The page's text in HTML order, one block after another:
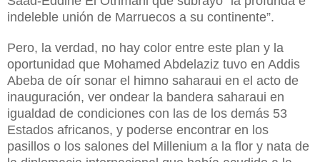
indeleble unión de Marruecos a su continente”.
Pero, la verdad, no hay color entre este plan y la
oportunidad que Mohamed Abdelaziz tuvo en Addis
Abeba de oír sonar el himno saharaui en el acto de
inauguración, ver ondear la bandera saharaui en
igualdad de condiciones con las de los demás 53
Estados africanos, y poderse encontrar en los
pasillos o los salones del Millenium a la flor y nata de